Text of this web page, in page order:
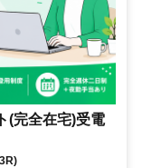
(完全在宅)受電